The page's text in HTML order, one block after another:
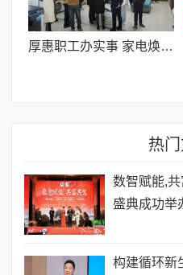
厚惠职工办实事 家电焕新暖民心!喀什家电家居600万专项补贴专场活动今日启幕
热
数智赋能,
盛典成功举
构建循环新